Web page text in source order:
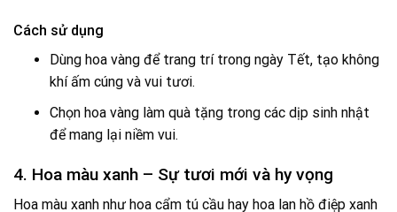
Cách sử dụng
Dùng hoa vàng để trang trí trong ngày Tết, tạo không
khí ấm cúng và vui tươi.
Chọn hoa vàng làm quà tặng trong các dịp sinh nhật
để mang lại niềm vui.
4. Hoa màu xanh – Sự tươi mới và hy vọng
Hoa màu xanh như hoa cẩm tú cầu hay hoa lan hồ điệp xanh